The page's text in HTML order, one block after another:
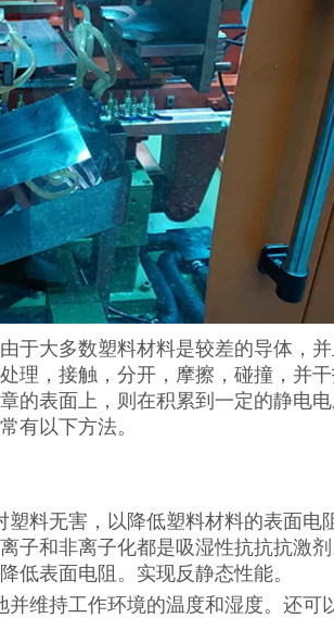
于大多数塑料材料是较差的导体，并
理，接触，分开，摩擦，碰撞，并
的表面上，则在积累到一定的静电
有以下方法。
料无害，以降低塑料材料的表面电
子和非离子化都是吸湿性抗抗抗激
低表面电阻。实现反静态性能。
维持工作环境的温度和湿度。还可